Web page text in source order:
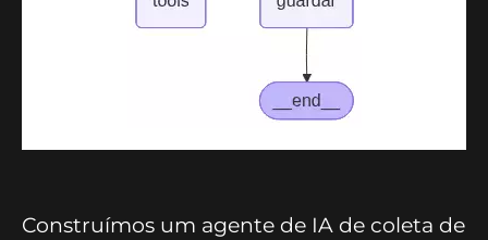
Construímos um agente de IA de coleta de